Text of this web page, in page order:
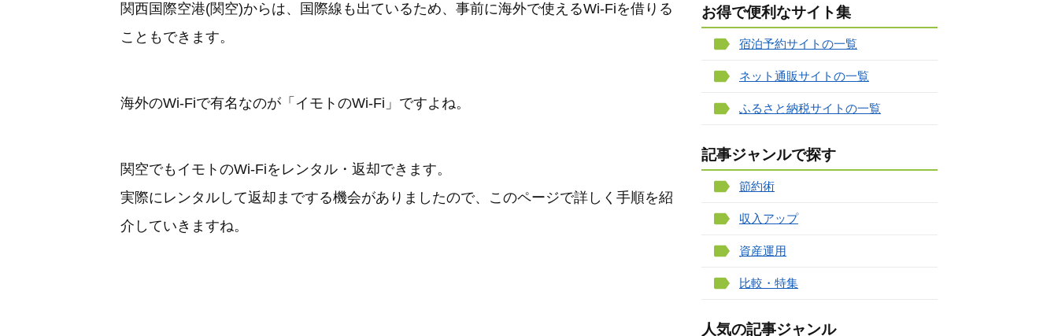
関西国際空港(関空)からは、国際線も出ているため、事前に海外で使えるWi-Fiを借りる
こともできます。
海外のWi-Fiで有名なのが「イモトのWi-Fi」ですよね。
関空でもイモトのWi-Fiをレンタル・返却できます。
実際にレンタルして返却までする機会がありましたので、このページで詳しく手順を紹
介していきますね。
お得で便利なサイト集
宿泊予約サイトの一覧
ネット通販サイトの一覧
ふるさと納税サイトの一覧
記事ジャンルで探す
節約術
収入アップ
資産運用
比較・特集
人気の記事ジャンル